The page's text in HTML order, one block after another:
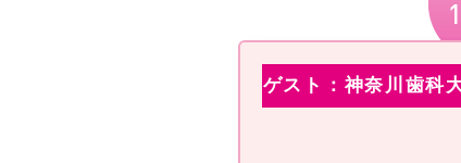
ゲスト：神奈川歯科